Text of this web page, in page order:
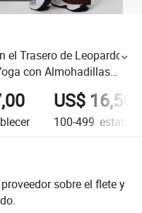
el Trasero de Leopardo
con Almohadillas
US$ 16,50
100-499
sobre el flete y